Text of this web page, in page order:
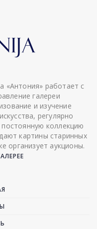
«Антония» работает с
галереи
и изучение
регулярно
коллекцию
картины старинных
организует аукционы.